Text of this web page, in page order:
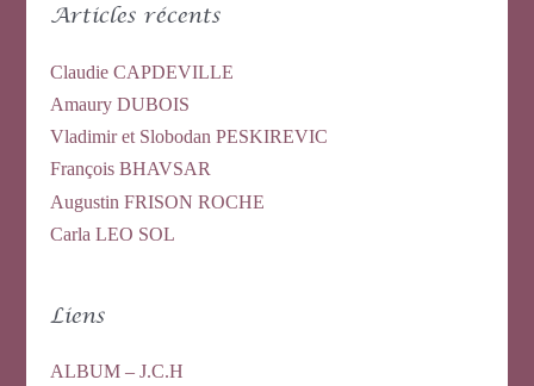
Articles récents
Claudie CAPDEVILLE
Amaury DUBOIS
Vladimir et Slobodan PESKIREVIC
François BHAVSAR
Augustin FRISON ROCHE
Carla LEO SOL
Liens
ALBUM – J.C.H